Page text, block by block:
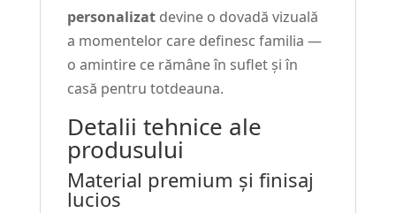
personalizatdevine o dovadă vizuală
a momentelor care definesc familia —
o amintire ce rămâne în suflet și în
casă pentru totdeauna.
Detalii tehnice ale
produsului
Material premium și finisaj
lucios